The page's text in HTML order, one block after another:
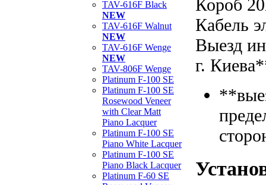
TAV-616F Black
NEW
TAV-616F Walnut
NEW
TAV-616F Wenge
NEW
TAV-806F Wenge
Platinum F-100 SE
Platinum F-100 SE
Rosewood Veneer
with Clear Matt
Piano Lacquer
Platinum F-100 SE
Piano White Lacquer
Platinum F-100 SE
Piano Black Lacquer
Platinum F-60 SE
Короб
Кабель
Выезд
г.